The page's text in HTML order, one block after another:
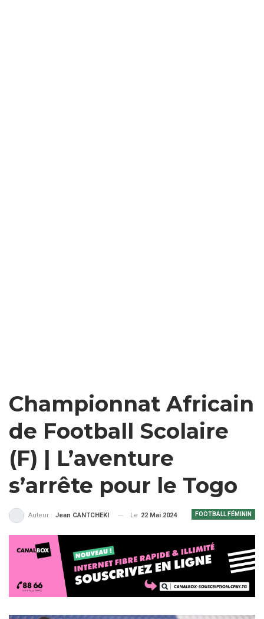
Championnat Africain
de Football Scolaire
(F) | L’aventure
s’arrête pour le Togo
FOOTBALL FÉMININ
Auteur : Jean CANTCHEKI Le 22 Mai 2024